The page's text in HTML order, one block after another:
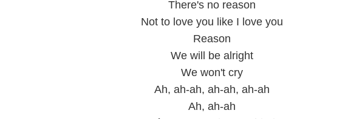
There's no reason
Not to love you like I love you
Reason
We will be alright
We won't cry
Ah, ah-ah, ah-ah, ah-ah
Ah, ah-ah